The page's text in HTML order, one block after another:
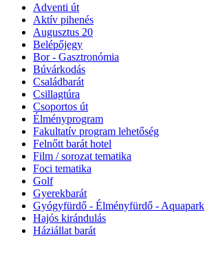
Adventi út
Aktív pihenés
Augusztus 20
Belépőjegy
Bor - Gasztronómia
Búvárkodás
Családbarát
Csillagtúra
Csoportos út
Élményprogram
Fakultatív program lehetőség
Felnőtt barát hotel
Film / sorozat tematika
Foci tematika
Golf
Gyerekbarát
Gyógyfürdő - Élményfürdő - Aquapark
Hajós kirándulás
Háziállat barát